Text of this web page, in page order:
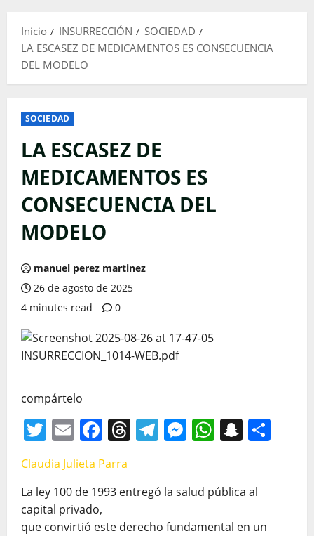
Inicio INSURRECCIÓN
SOCIEDAD
LA ESCASEZ DE MEDICAMENTOS ES CONSECUENCIA
DEL MODELO
SOCIEDAD
LA ESCASEZ DE
MEDICAMENTOS ES
CONSECUENCIA DEL
MODELO
manuel perez martinez
26 de agosto de 2025
4 minutes read
0
compártelo
Twitter
EmailFacebook
Threads
Telegram
Messenger
Claudia Julieta Parra
La ley 100 de 1993 entregó la salud pública al
capital privado,
que convirtió este derecho fundamental en un